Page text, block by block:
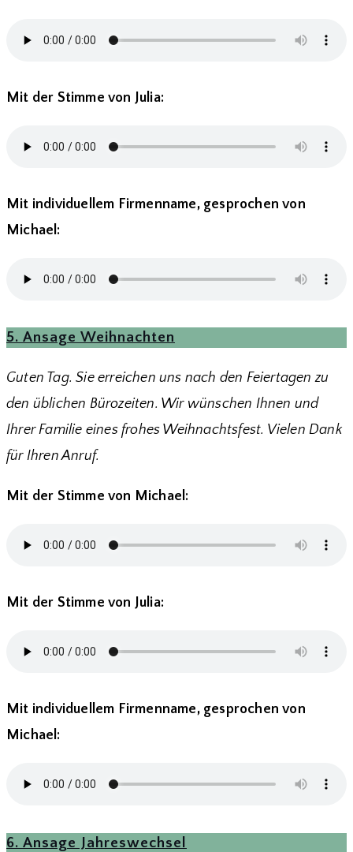
Mit der Stimme von Julia:
Mit individuellem Firmenname, gesprochen von
Michael:
5. Ansage Weihnachten
Guten Tag. Sie erreichen uns nach den Feiertagen zu
den üblichen Bürozeiten. Wir wünschen Ihnen und
Ihrer Familie eines frohes Weihnachtsfest. Vielen Dank
für Ihren Anruf.
Mit der Stimme von Michael:
Mit der Stimme von Julia:
Mit individuellem Firmenname, gesprochen von
Michael:
6. Ansage Jahreswechsel